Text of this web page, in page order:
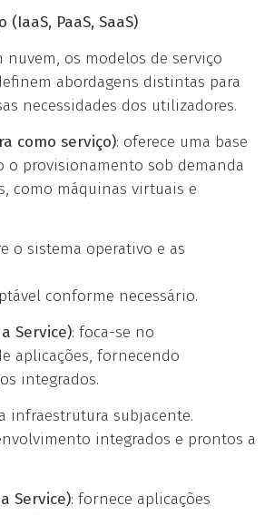
PaaS, SaaS)
nuvem, os modelos de serviço
abordagens distintas para
necessidades dos utilizadores.
como serviço): oferece uma base
o provisionamento sob demanda
como máquinas virtuais e
o sistema operativo e as
conforme necessário.
Service): foca-se no
aplicações, fornecendo
integrados.
infraestrutura subjacente.
integrados e prontos a
Service): fornece aplicações